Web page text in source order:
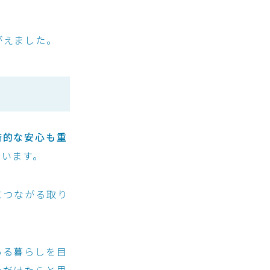
ました。
な安心も重
ます。
ながる取り
暮らしを目